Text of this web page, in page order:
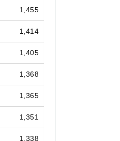
1,455
1,414
1,405
1,368
1,365
1,351
1,338